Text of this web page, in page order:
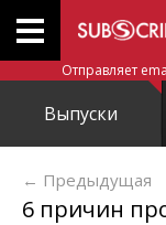
Отправляет
Выпуски
← Предыдущая
6 причин